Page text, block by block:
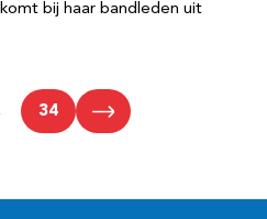
bij haar bandleden uit
34